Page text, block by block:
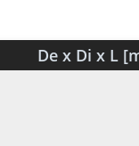
De x Di x L